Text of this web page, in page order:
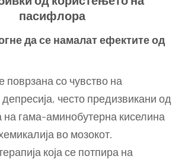
пасифлора
да се намалат ефектите од
поврзана со чувство на
често предизвикани од
на гама-аминобутерна киселина
во мозокот.
која се потпира на